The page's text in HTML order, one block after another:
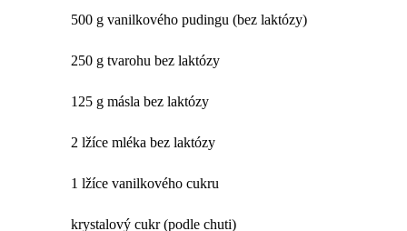
500 g vanilkového pudingu (bez laktózy)
250 g tvarohu bez laktózy
125 g másla bez laktózy
2 lžíce mléka bez laktózy
1 lžíce vanilkového cukru
krystalový cukr (podle chuti)